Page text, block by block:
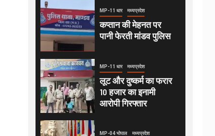
MP-11 धार मध्यप्रदेश
कप्तान की मेहनत पर
पानी फेरती मांडव पुलिस
MP-11 धार मध्यप्रदेश
लूट और दुष्कर्म का फरार
10 हजार का इनामी
आरोपी गिरफ्तार
MP-04 भोपाल मध्यप्रदेश